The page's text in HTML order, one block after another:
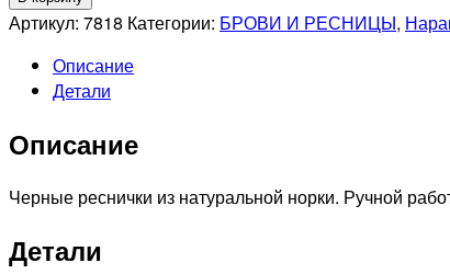
NAGARAKU
14mm
Ресницы
отдельной
Артикул: 7818 Категории: БРОВИ И РЕСНИЦЫ,
Описание
Детали
Описание
Черные реснички из натуральной норки. Ручной
Детали